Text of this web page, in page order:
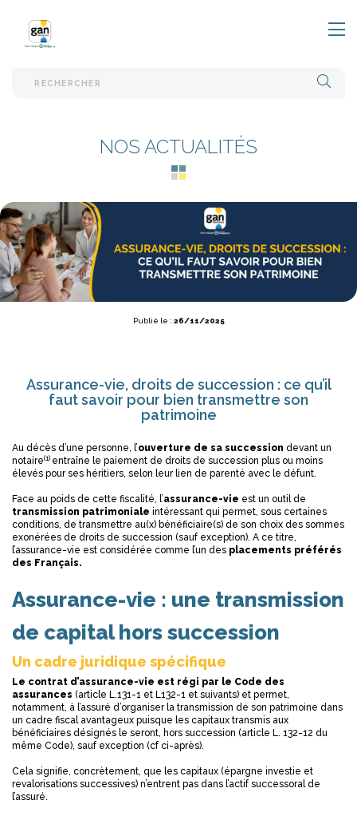
NOS ACTUALITÉS
Publié le : 26/11/2025
Assurance-vie, droits de succession : ce qu’il
faut savoir pour bien transmettre son
patrimoine
Au décès d’une personne, l’ouverture de sa succession devant un
notaire(1) entraîne le paiement de droits de succession plus ou moins
élevés pour ses héritiers, selon leur lien de parenté avec le défunt.
Face au poids de cette fiscalité, l’assurance-vie est un outil de
transmission patrimoniale intéressant qui permet, sous certaines
conditions, de transmettre au(x) bénéficiaire(s) de son choix des sommes
exonérées de droits de succession (sauf exception). A ce titre,
l’assurance-vie est considérée comme l’un des placements préférés
des Français.
Assurance-vie : une transmission
de capital hors succession
Un cadre juridique spécifique
Le contrat d’assurance-vie est régi par le Code des
assurances (article L.131-1 et L132-1 et suivants) et permet,
notamment, à l’assuré d’organiser la transmission de son patrimoine dans
un cadre fiscal avantageux puisque les capitaux transmis aux
bénéficiaires désignés le seront, hors succession (article L. 132-12 du
même Code), sauf exception (cf ci-après).
Cela signifie, concrètement, que les capitaux (épargne investie et
revalorisations successives) n’entrent pas dans l’actif successoral de
l’assuré.